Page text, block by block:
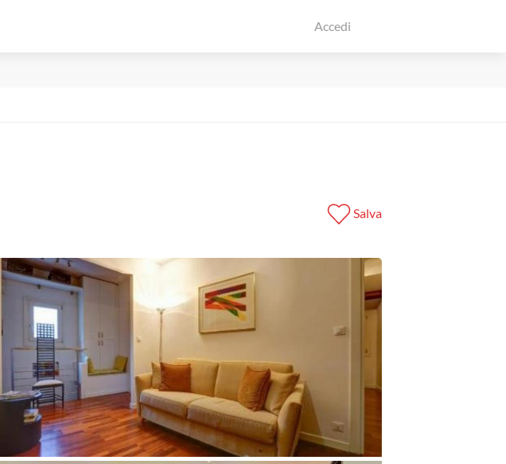
Accedi
Salva